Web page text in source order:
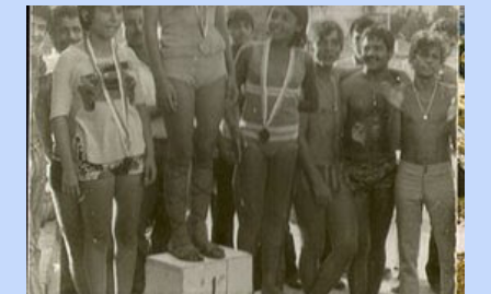
ve ürünlerini Bursa şehrinde görmek istemediklerini bir
protesto eylemiyle açıkladıklarını bildiriyordu.. Bu grup
adına açıklama yapan şahsı muhterem(!) ''Açık ve net olarak
söylüyoruz. Bu son uyarımızdır. Bunun yanısıra, bu takımlara
ait tanıtıcı ilanların asılmasına izin veren Bursa Büyükşehir
Belediyesi ile mağazaların bulunduğu alışveriş merkezlerini
de kınıyoruz'' diye de eklemiş .. Blogumuzda okuduğum bu
yazının hemen ardından bu habe...